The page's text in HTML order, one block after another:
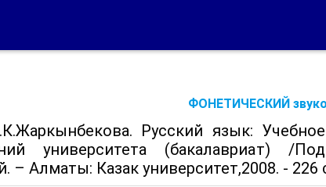
ФОНЕТИЧЕСКИЙ
Русский язык:
университета (бакалавриат) /
Алматы: Казак университет,2008. - 226